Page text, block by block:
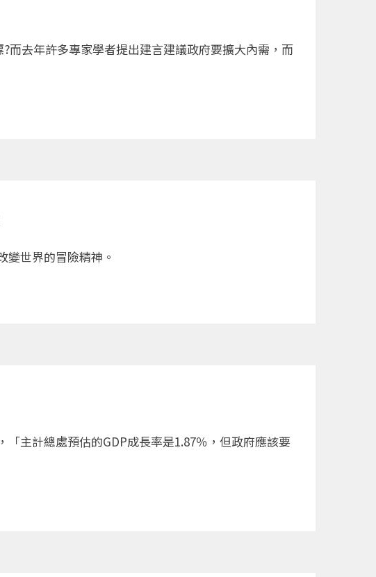
而去年許多專家學者提出建言建議政府要擴大內需，而
世界的冒險精神。
主計總處預估的GDP成長率是1.87％，但政府應該要